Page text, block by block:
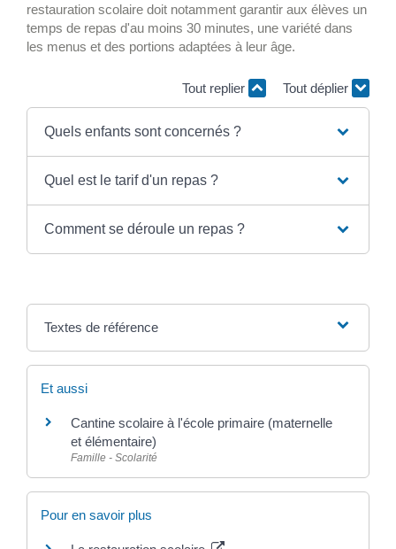
restauration scolaire doit notamment garantir aux élèves un
temps de repas d'au moins 30 minutes, une variété dans
les menus et des portions adaptées à leur âge.
Tout replier Tout déplier
Quels enfants sont concernés ?
Quel est le tarif d'un repas ?
Comment se déroule un repas ?
Textes de référence
Et aussi
Cantine scolaire à l'école primaire (maternelle
et élémentaire)
Famille - Scolarité
Pour en savoir plus